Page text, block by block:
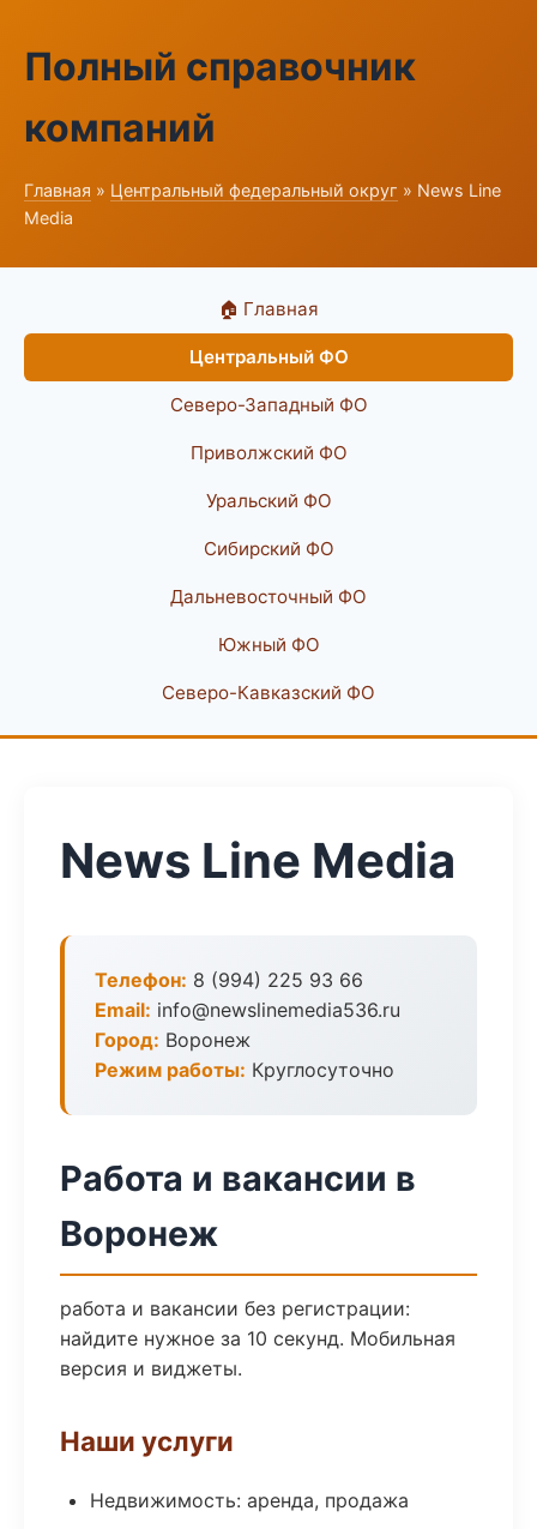
Полный справочник
компаний
Главная » Центральный федеральный округ » News Line
Media
🏠 Главная
Центральный ФО
Северо-Западный ФО
Приволжский ФО
Уральский ФО
Сибирский ФО
Дальневосточный ФО
Южный ФО
Северо-Кавказский ФО
News Line Media
Телефон: 8 (994) 225 93 66
Email: info@newslinemedia536.ru
Город: Воронеж
Режим работы: Круглосуточно
Работа и вакансии в
Воронеж
работа и вакансии без регистрации:
найдите нужное за 10 секунд. Мобильная
версия и виджеты.
Наши услуги
Недвижимость: аренда, продажа